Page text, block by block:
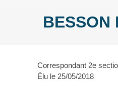
Correspondant 2e
Élu le 25/05/2018